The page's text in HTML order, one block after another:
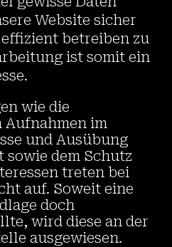
Website sicher
betreiben zu
ist somit ein
wie die
Aufnahmen im
und Ausübung
dem Schutz
treten bei
auf. Soweit eine
doch
wird diese an der
ausgewiesen.